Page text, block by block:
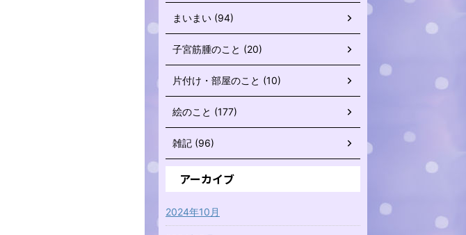
まいまい (94)
子宮筋腫のこと (20)
片付け・部屋のこと (10)
絵のこと (177)
雑記 (96)
アーカイブ
2024年10月